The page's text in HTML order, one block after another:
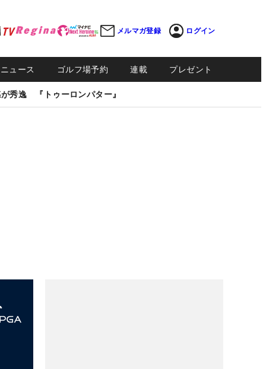
メルマガ登録 ログイン
ュース ゴルフ場予約 連載 プレゼント
秀逸 『トゥーロンパター』